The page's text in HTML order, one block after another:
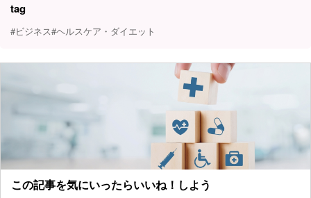
tag
#ビジネス#ヘルスケア・ダイエット
この記事を気にいったらいいね！しよう